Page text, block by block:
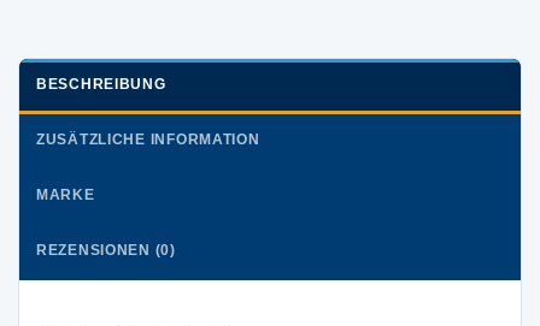
BESCHREIBUNG
ZUSÄTZLICHE INFORMATION
MARKE
REZENSIONEN (0)